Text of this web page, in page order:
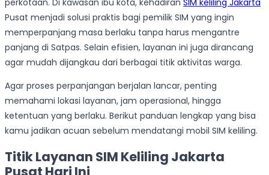
perkotaan. Di kawasan ibu kota, kehadiran SIM keliling Jakarta
Pusat menjadi solusi praktis bagi pemilik SIM yang ingin
memperpanjang masa berlaku tanpa harus mengantre
panjang di Satpas. Selain efisien, layanan ini juga dirancang
agar mudah dijangkau dari berbagai titik aktivitas warga.
Agar proses perpanjangan berjalan lancar, penting
memahami lokasi layanan, jam operasional, hingga
ketentuan yang berlaku. Berikut panduan lengkap yang bisa
kamu jadikan acuan sebelum mendatangi mobil SIM keliling.
Titik Layanan SIM Keliling Jakarta